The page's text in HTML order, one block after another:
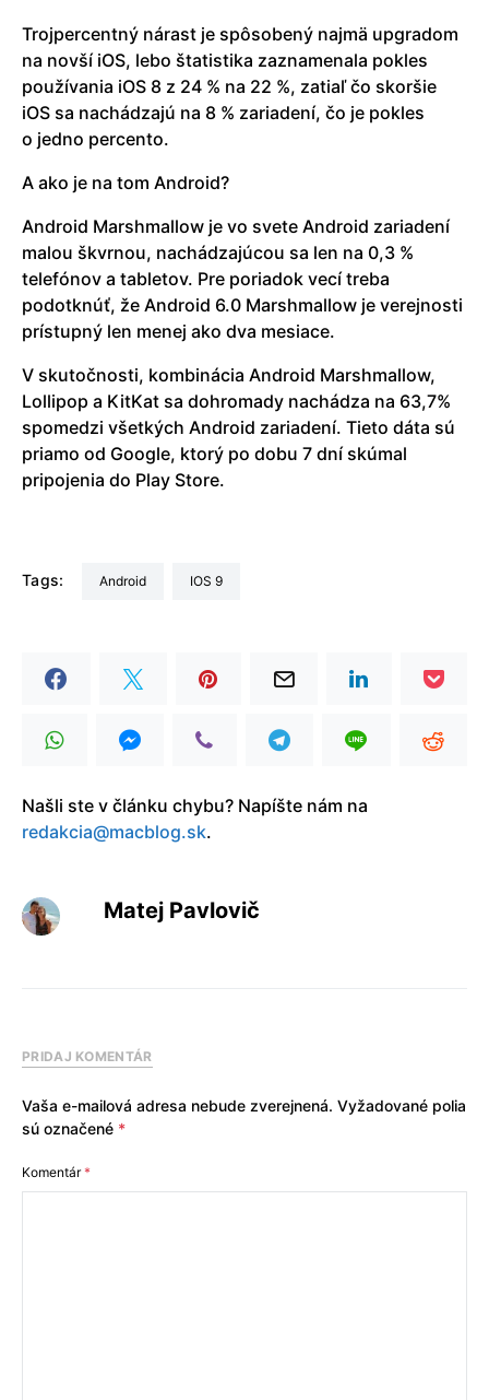
Trojpercentný nárast je spôsobený najmä upgradom
na novší iOS, lebo štatistika zaznamenala pokles
používania iOS 8 z 24 % na 22 %, zatiaľ čo skoršie
iOS sa nachádzajú na 8 % zariadení, čo je pokles
o jedno percento.
A ako je na tom Android?
Android Marshmallow je vo svete Android zariadení
malou škvrnou, nachádzajúcou sa len na 0,3 %
telefónov a tabletov. Pre poriadok vecí treba
podotknúť, že Android 6.0 Marshmallow je verejnosti
prístupný len menej ako dva mesiace.
V skutočnosti, kombinácia Android Marshmallow,
Lollipop a KitKat sa dohromady nachádza na 63,7%
spomedzi všetkých Android zariadení. Tieto dáta sú
priamo od Google, ktorý po dobu 7 dní skúmal
pripojenia do Play Store.
Tags: Android iOS 9
Našli ste v článku chybu? Napíšte nám na
redakcia@macblog.sk.
Matej Pavlovič
PRIDAJ KOMENTÁR
Vaša e-mailová adresa nebude zverejnená. Vyžadované polia
sú označené *
Komentár*